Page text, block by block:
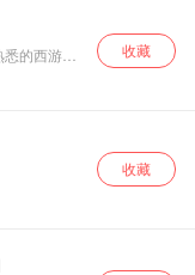
的角色；
僧，但他
络讲故
事，更有
加个茶叶
记 因为是
：
数。
收藏
收藏